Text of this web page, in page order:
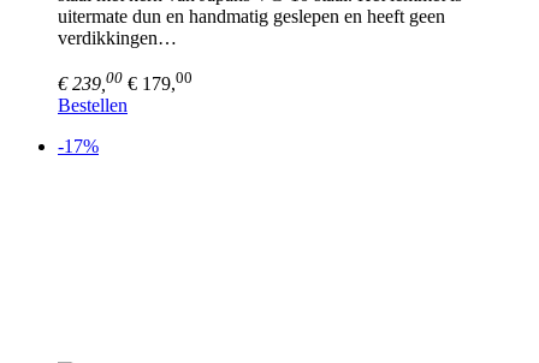
uitermate dun en handmatig geslepen en heeft geen
verdikkingen…
€ 239,00 € 179,00
Bestellen
-17%